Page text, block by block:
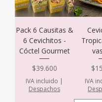
Pack 6 Causitas &
6 Cevichitos -
Cóctel Gourmet
Precio
$39.600
IVA incluido |
Despachos
IVA